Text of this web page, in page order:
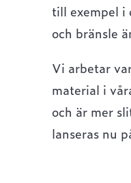
till exempel i
och bränsle
Vi arbetar
material i
och är mer
lanseras nu